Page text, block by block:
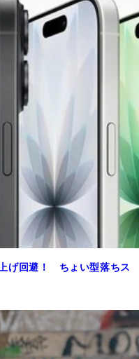
げ回避！ ちょい型落ちス